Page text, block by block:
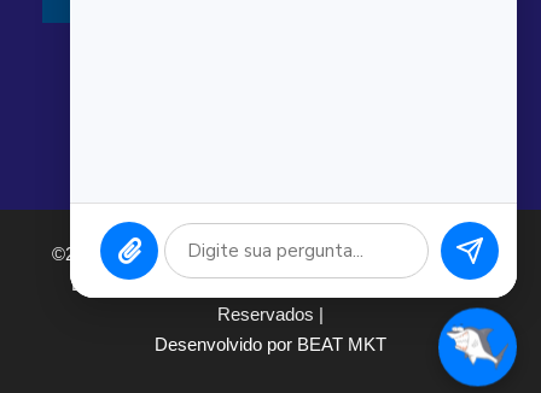
©2026 Argonauta Comércio e Serviços Oceanográficos
Ltda. CNPJ: 00.643.743/0001-80. Todos os direitos
Reservados |
Desenvolvido por BEAT MKT